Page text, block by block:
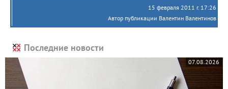
15 февраля 2011 г. 17:26
Автор публикации Валентин Валентинов
Последние новости
07.08.2026